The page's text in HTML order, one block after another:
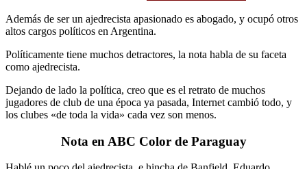
Además de ser un ajedrecista apasionado es abogado, y ocupó otros
altos cargos políticos en Argentina.
Políticamente tiene muchos detractores, la nota habla de su faceta
como ajedrecista.
Dejando de lado la política, creo que es el retrato de muchos
jugadores de club de una época ya pasada, Internet cambió todo, y
los clubes «de toda la vida» cada vez son menos.
Nota en ABC Color de Paraguay